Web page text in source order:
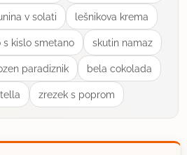
v solati lešnikova krema
s kislo smetano skutin namaz
paradiznik bela cokolada
zrezek s poprom